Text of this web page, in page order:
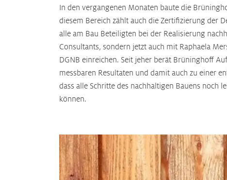
In den vergangenen Monaten baute die
diesem Bereich zählt auch die Zertifizierung der
alle am Bau Beteiligten bei der Realisierung
Consultants, sondern jetzt auch mit Raphaela
DGNB einreichen. Seit jeher berät Brüninghoff
messbaren Resultaten und damit auch zu einer
dass alle Schritte des nachhaltigen Bauens
können.